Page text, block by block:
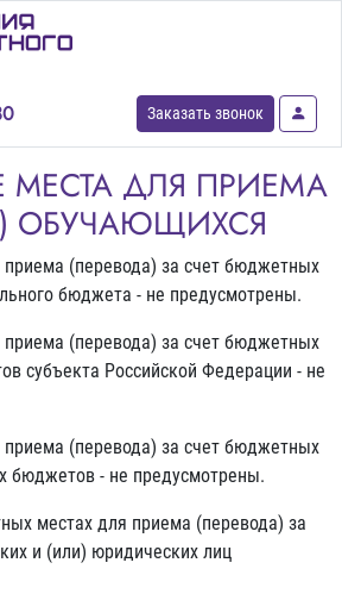
Заказать звонок
МЕСТА ДЛЯ ПРИЕМА
ОБУЧАЮЩИХСЯ
(перевода) за счет бюджетных
бюджета - не предусмотрены.
(перевода) за счет бюджетных
субъекта Российской Федерации - не
(перевода) за счет бюджетных
бюджетов - не предусмотрены.
местах для приема (перевода) за
и (или) юридических лиц